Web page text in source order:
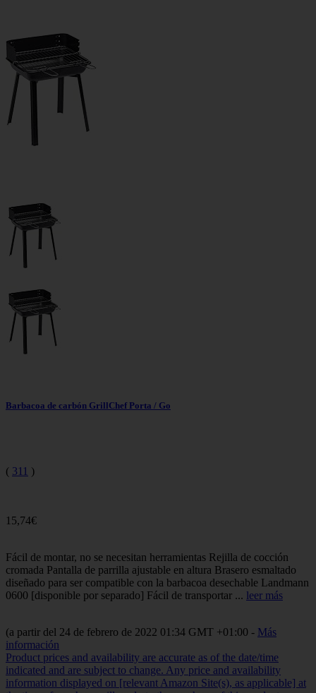
Barbacoa de carbón GrillChef Porta / Go
( 311 )
15,74€
Fácil de montar, no se necesitan herramientas Rejilla de cocción
cromada Pantalla de parrilla ajustable en altura Brasero esmaltado
diseñado para ser compatible con la barbacoa desechable Landmann
0600 [disponible por separado] Fácil de transportar ... leer más
(a partir del 24 de febrero de 2022 01:34 GMT +01:00 - Más
información
Product prices and availability are accurate as of the date/time
indicated and are subject to change. Any price and availability
information displayed on [relevant Amazon Site(s), as applicable] at